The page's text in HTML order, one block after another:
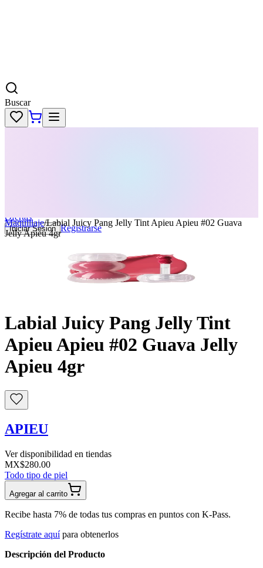
Buscar
Ofertas
Iniciar Sesion Registrarse
Maquillaje/Labial Juicy Pang Jelly Tint Apieu Apieu #02 Guava
Jelly Apieu 4gr
Labial Juicy Pang Jelly Tint
Apieu Apieu #02 Guava Jelly
Apieu 4gr
APIEU
Ver disponibilidad en tiendas
MX$280.00
Todo tipo de piel
Agregar al carrito
Recibe hasta 7% de todas tus compras en puntos con K-Pass.
Regístrate aquí para obtenerlos
Descripción del Producto